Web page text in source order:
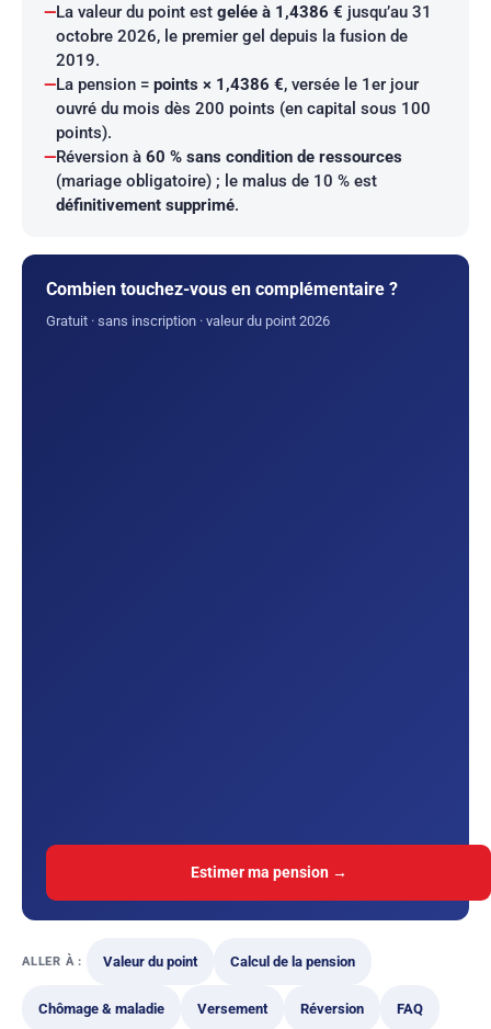
La valeur du point est gelée à 1,4386 € jusqu’au 31
octobre 2026, le premier gel depuis la fusion de
2019.
La pension = points × 1,4386 €, versée le 1er jour
ouvré du mois dès 200 points (en capital sous 100
points).
Réversion à 60 % sans condition de ressources
(mariage obligatoire) ; le malus de 10 % est
définitivement supprimé.
Combien touchez-vous en complémentaire ?
Gratuit · sans inscription · valeur du point 2026
Estimer ma pension →
ALLER À : Valeur du point Calcul de la pension
Chômage & maladie Versement Réversion FAQ